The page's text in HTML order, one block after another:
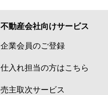
不動産会社向けサービス
企業会員のご登録
仕入れ担当の方はこちら
売主取次サービス